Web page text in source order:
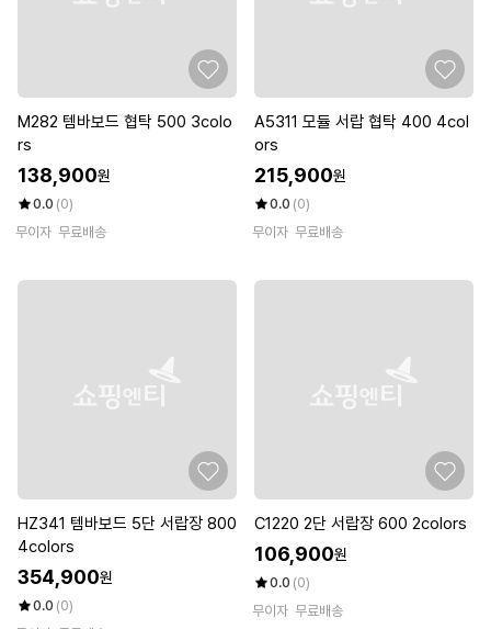
M282 템바보드 협탁 500 3colo
rs
138,900원
0.0 (0)
무이자 무료배송
A5311 모듈 서랍 협탁 400 4col
ors
215,900원
0.0 (0)
무이자 무료배송
HZ341 템바보드 5단 서랍장 800
4colors
354,900원
0.0 (0)
C1220 2단 서랍장 600 2colors
106,900원
0.0 (0)
무이자 무료배송